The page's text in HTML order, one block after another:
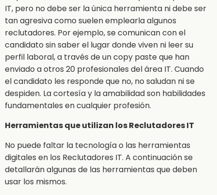
IT, pero no debe ser la única herramienta ni debe ser
tan agresiva como suelen emplearla algunos
reclutadores. Por ejemplo, se comunican con el
candidato sin saber el lugar donde viven ni leer su
perfil laboral, a través de un copy paste que han
enviado a otros 20 profesionales del área IT. Cuando
el candidato les responde que no, no saludan ni se
despiden. La cortesía y la amabilidad son habilidades
fundamentales en cualquier profesión.
Herramientas que utilizan los Reclutadores IT
No puede faltar la tecnología o las herramientas
digitales en los Reclutadores IT. A continuación se
detallarán algunas de las herramientas que deben
usar los mismos.